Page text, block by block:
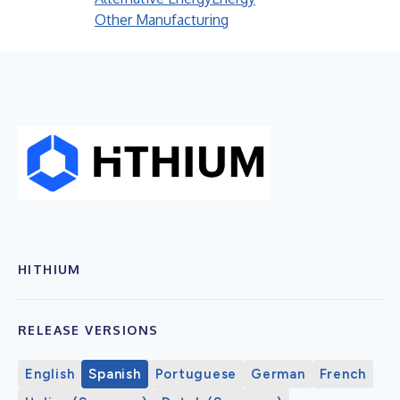
Other Manufacturing
HITHIUM
RELEASE VERSIONS
English Spanish Portuguese German
French